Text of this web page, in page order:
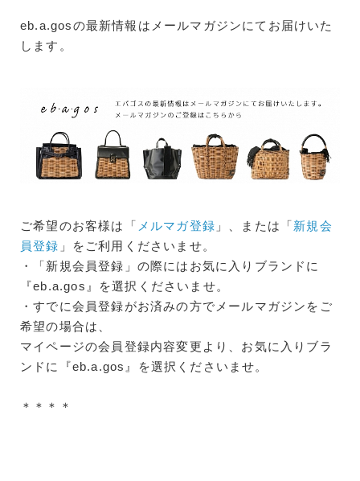
eb.a.gosの最新情報はメールマガジンにてお届けいた
します。
ご希望のお客様は「 メルマガ登録 」、または「新規会
員登録 」をご利用くださいませ。
・「新規会員登録」の際にはお気に入りブランドに
『eb.a.gos』を選択くださいませ。
・すでに会員登録がお済みの方でメールマガジンをご
希望の場合は、
マイページの会員登録内容変更より、お気に入りブラ
ンドに『eb.a.gos』を選択くださいませ。
＊＊＊＊